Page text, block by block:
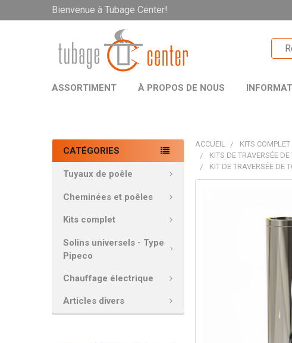
Bienvenue à Tubage Center!
ASSORTIMENT À PROPOS DE NOUS
CATÉGORIES
Tuyaux de poêle
Cheminées et poêles
Kits complet
Solins universels - Type
Pipeco
Chauffage électrique
Articles divers
ACCUEIL KITS COMPLET
KITS DE TRAVERSÉE
KIT DE TRAVERSÉE DE